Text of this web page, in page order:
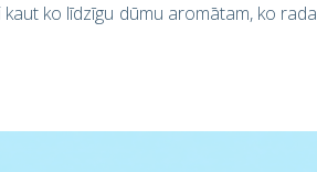
ko līdzīgu dūmu aromātam, ko rada
panākt tikai ar kokoglēm vai malku.